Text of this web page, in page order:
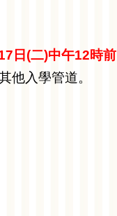
日(二)中午12時前
他入學管道。